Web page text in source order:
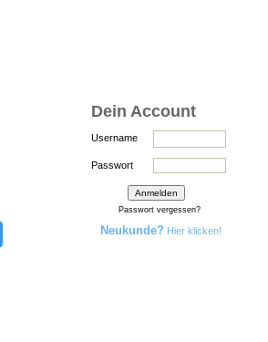
Dein Account
Username
Passwort
Passwort vergessen?
Neukunde? Hier klicken!